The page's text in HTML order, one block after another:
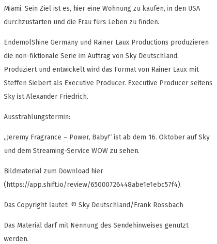
Miami. Sein Ziel ist es, hier eine Wohnung zu kaufen, in den USA
durchzustarten und die Frau fürs Leben zu finden.
EndemolShine Germany und Rainer Laux Productions produzieren
die non-fiktionale Serie im Auftrag von Sky Deutschland.
Produziert und entwickelt wird das Format von Rainer Laux mit
Steffen Siebert als Executive Producer. Executive Producer seitens
Sky ist Alexander Friedrich.
Ausstrahlungstermin:
„Jeremy Fragrance – Power, Baby!“ ist ab dem 16. Oktober auf Sky
und dem Streaming-Service WOW zu sehen.
Bildmaterial zum Download hier
(https://app.shift.io/review/65000726448abe1e1ebc57f4).
Das Copyright lautet: © Sky Deutschland/Frank Rossbach
Das Material darf mit Nennung des Sendehinweises genutzt
werden.